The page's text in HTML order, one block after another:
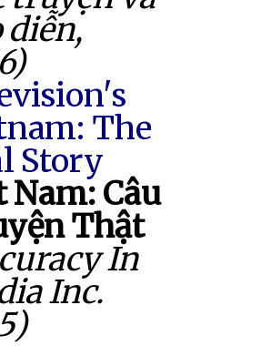
diễn,
The
Story
Nam: Câu
Thật
In
Inc.